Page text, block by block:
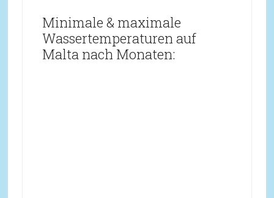
Minimale & maximale
Wassertemperaturen auf
Malta nach Monaten: